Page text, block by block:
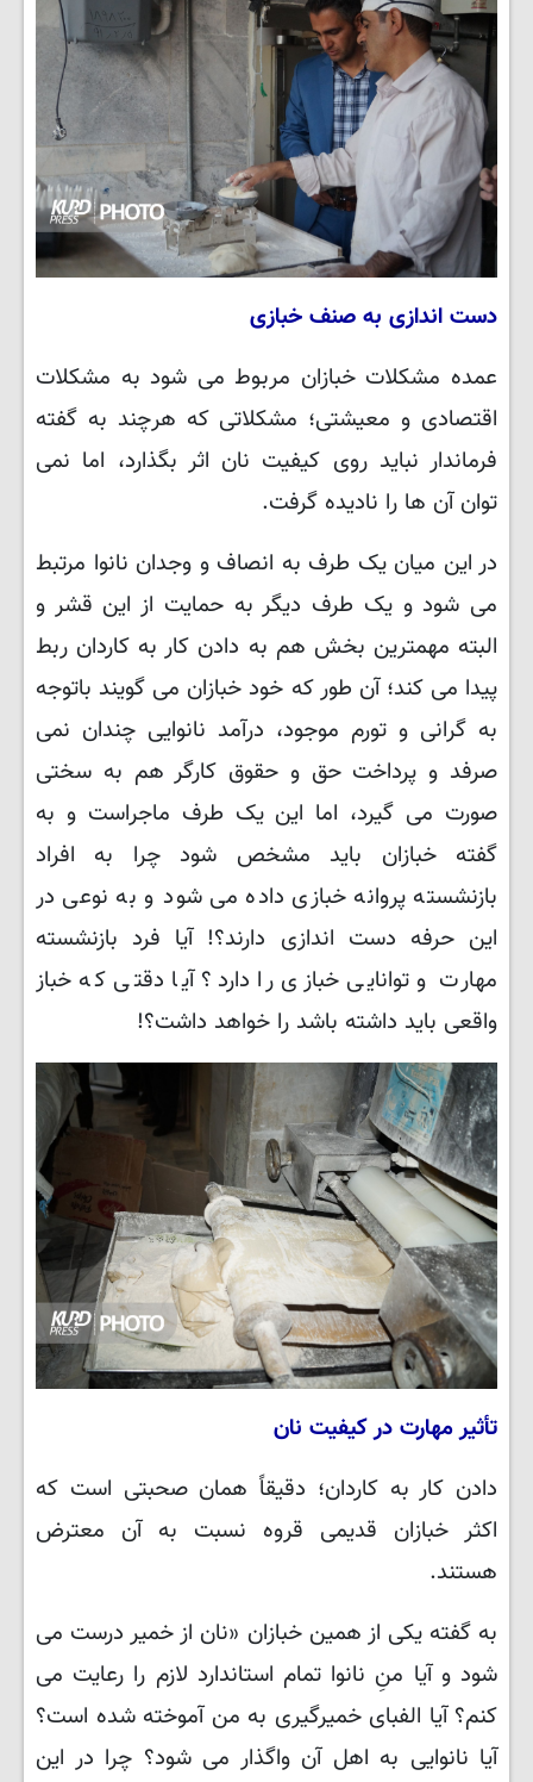
دست اندازی به صنف خبازی
عمده مشکلات خبازان مربوط می شود به مشکلات
اقتصادی و معیشتی؛ مشکلاتی که هرچند به گفته
فرماندار نباید روی کیفیت نان اثر بگذارد، اما نمی
توان آن ها را نادیده گرفت.
در این میان یک طرف به انصاف و وجدان نانوا مرتبط
می شود و یک طرف دیگر به حمایت از این قشر و
البته مهمترین بخش هم به دادن کار به کاردان ربط
پیدا می کند؛ آن طور که خود خبازان می گویند باتوجه
به گرانی و تورم موجود، درآمد نانوایی چندان نمی
صرفد و پرداخت حق و حقوق کارگر هم به سختی
صورت می گیرد، اما این یک طرف ماجراست و به
گفته خبازان باید مشخص شود چرا به افراد
بازنشسته پروانه خبازی داده می شود و به نوعی در
این حرفه دست اندازی دارند؟! آیا فرد بازنشسته
مهارت و توانایی خبازی را دارد؟ آیا دقتی که خباز
واقعی باید داشته باشد را خواهد داشت؟!
تأثیر مهارت در کیفیت نان
دادن کار به کاردان؛ دقیقاً همان صحبتی است که
اکثر خبازان قدیمی قروه نسبت به آن معترض
هستند.
به گفته یکی از همین خبازان «نان از خمیر درست می
شود و آیا منِ نانوا تمام استاندارد لازم را رعایت می
کنم؟ آیا الفبای خمیرگیری به من آموخته شده است؟
آیا نانوایی به اهل آن واگذار می شود؟ چرا در این